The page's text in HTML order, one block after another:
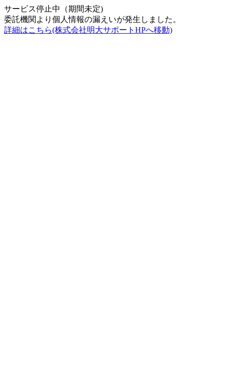
サービス停止中（期間未定)
委託機関より個人情報の漏えいが発生しました。
詳細はこちら(株式会社明大サポートHPへ移動)